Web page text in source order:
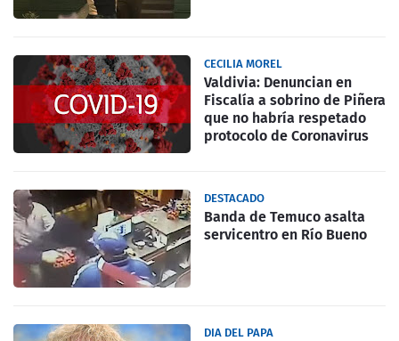
CECILIA MOREL
Valdivia: Denuncian en
Fiscalía a sobrino de Piñera
que no habría respetado
protocolo de Coronavirus
DESTACADO
Banda de Temuco asalta
servicentro en Río Bueno
DIA DEL PAPA